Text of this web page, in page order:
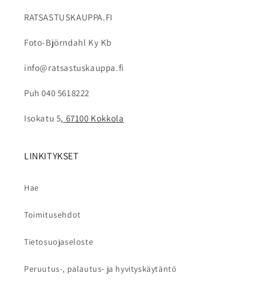
RATSASTUSKAUPPA.FI
Foto-Björndahl Ky Kb
info@ratsastuskauppa.fi
Puh 040 5618222
Isokatu 5, 67100 Kokkola
LINKITYKSET
Hae
Toimitusehdot
Tietosuojaseloste
Peruutus-, palautus- ja hyvityskäytäntö